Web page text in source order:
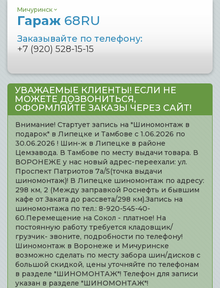
Мичуринск
Гараж 68RU
Заказывайте по телефону:
+7 (920) 528-15-15
УВАЖАЕМЫЕ КЛИЕНТЫ! ЕСЛИ НЕ
МОЖЕТЕ ДОЗВОНИТЬСЯ,
ОФОРМЛЯЙТЕ ЗАКАЗЫ ЧЕРЕЗ САЙТ!
Внимание! Стартует запись на "Шиномонтаж в
подарок" в Липецке и Тамбове с 1.06.2026 по
30.06.2026 ! Шин-ж в Липецке в районе
Цемзавода. В Тамбове по месту выдачи товара. В
ВОРОНЕЖЕ у нас новый адрес-переехали: ул.
Проспект Патриотов 7а/5(точка выдачи
шиномонтаж)! В Липецке шиномонтаж по адресу:
298 км, 2 (Между заправкой Роснефть и бывшим
кафе от Заката до рассвета/298 км).Запись на
шиномонтажа по тел.: 8-920-545-40-
60.Перемещение на Сокол - платное! На
постоянную работу требуется кладовщик/
грузчик- звоните, подробности по телефону!
Шиномонтаж в Воронеже и Мичуринске
возможно сделать по месту забора шин/дисков с
большой скидкой, цены уточняйте по телефонам
в разделе "ШИНОМОНТАЖ"! Телефон для записи
указан в разделе "ШИНОМОНТАЖ"!